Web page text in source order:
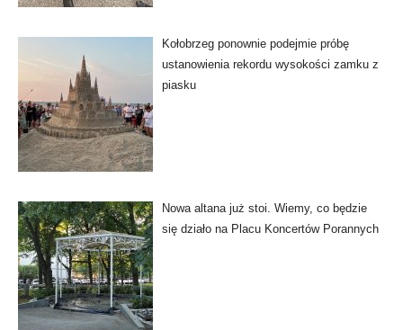
Kołobrzeg ponownie podejmie próbę
ustanowienia rekordu wysokości zamku z
piasku
Nowa altana już stoi. Wiemy, co będzie
się działo na Placu Koncertów Porannych